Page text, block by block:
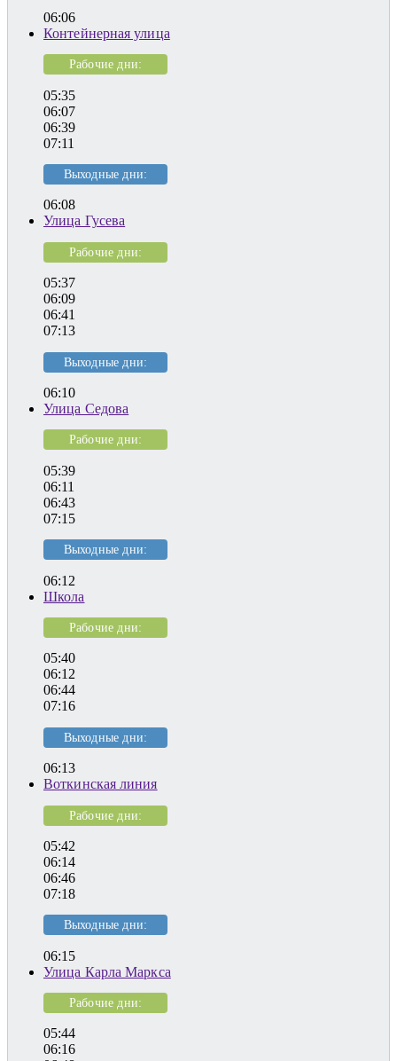
06:06
Контейнерная улица
Рабочие дни:
05:35
06:07
06:39
07:11
Выходные дни:
06:08
Улица Гусева
Рабочие дни:
05:37
06:09
06:41
07:13
Выходные дни:
06:10
Улица Седова
Рабочие дни:
05:39
06:11
06:43
07:15
Выходные дни:
06:12
Школа
Рабочие дни:
05:40
06:12
06:44
07:16
Выходные дни:
06:13
Воткинская линия
Рабочие дни:
05:42
06:14
06:46
07:18
Выходные дни:
06:15
Улица Карла Маркса
Рабочие дни:
05:44
06:16